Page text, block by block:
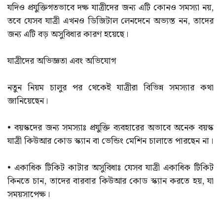
যদিও প্রযুক্তিগতভাবে দক্ষ যাত্রীদের জন্য এটি কোনও সমস্যা নয়,
তবে যেসব যাত্রী এখনও ডিজিটাল লেনদেনে অভ্যস্ত নন, তাদের
জন্য এটি বড় অসুবিধার কারণ হয়েছে।
যাত্রীদের অভিজ্ঞতা এবং অভিযোগ
নতুন নিয়ম চালুর পর থেকেই যাত্রীরা বিভিন্ন সমস্যার কথা
জানিয়েছেন।
• বয়স্কদের জন্য সমস্যাঃ প্রযুক্তি ব্যবহারের অভাবে অনেক বয়স্ক
যাত্রী কিউআর কোড স্ক্যান বা ভেন্ডিং মেশিন চালাতে পারছেন না।
• একাধিক টিকিট কাটার অসুবিধাঃ যেসব যাত্রী একাধিক টিকিট
কিনতে চান, তাদের বারবার কিউআর কোড স্ক্যান করতে হয়, যা
সময়সাপেক্ষ।